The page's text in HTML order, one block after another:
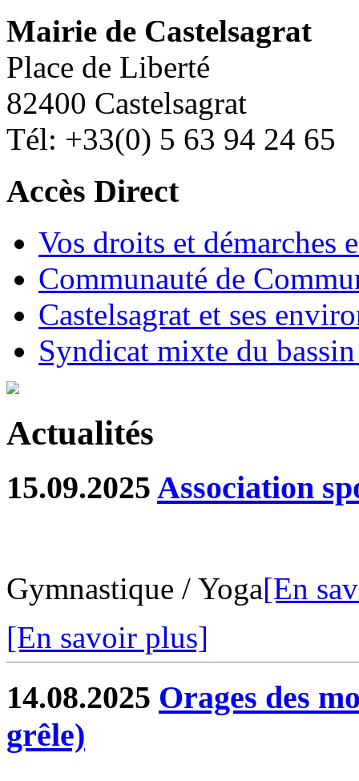
Mairie de Castelsagrat
Place de Liberté
82400 Castelsagrat
Tél: +33(0) 5 63 94 24 65
Accès Direct
Vos droits et démarches
Communauté de
Castelsagrat et ses
Syndicat mixte du
Actualités
15.09.2025 Association
Gymnastique / Yoga[En
[En savoir plus]
14.08.2025 Orages des
grêle)